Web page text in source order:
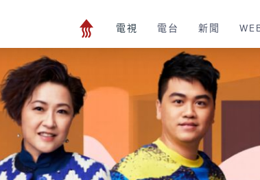
電視 電台 新聞